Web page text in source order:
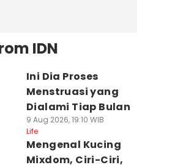
IDN
Ini Dia Proses
Menstruasi yang
Dialami Tiap Bulan
9 Aug 2026, 19:10 WIB
Life
Mengenal Kucing
Mixdom, Ciri-Ciri,